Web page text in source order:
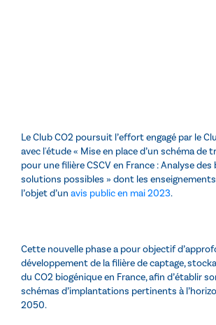
Le Club CO2 poursuit l’effort engagé par le
avec l'étude « Mise en place d’un schéma de
pour une filière CSCV en France : Analyse
solutions possibles » dont les
l’objet d’un avis public en mai 2023.
Cette nouvelle phase a pour objectif
développement de la filière de captage,
du CO2 biogénique en France, afin d’établir
schémas d’implantations pertinents à
2050.